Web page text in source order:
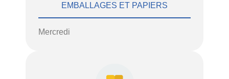
EMBALLAGES ET PAPIERS
Mercredi